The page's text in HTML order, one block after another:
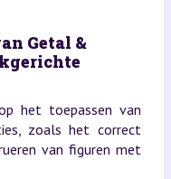
Getal &
het toepassen van
zoals het correct
van figuren met